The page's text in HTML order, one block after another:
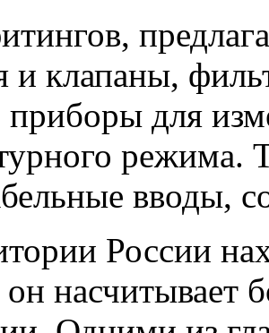
и клапаны,
для
режима.
вводы,
России
он насчитывает